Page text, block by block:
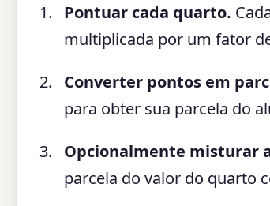
Pontuar cada quarto.
multiplicada por um fator
Converter pontos em
para obter sua parcela do
Opcionalmente misturar
parcela do valor do quarto